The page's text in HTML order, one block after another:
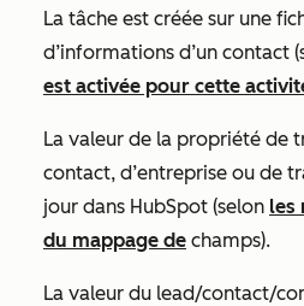
La tâche est créée sur une
d’informations d’un contact
est activée pour cette
La valeur de la propriété de
contact, d’entreprise ou de
jour dans HubSpot (selon les
du mappage de champs).
La valeur du lead/contact/